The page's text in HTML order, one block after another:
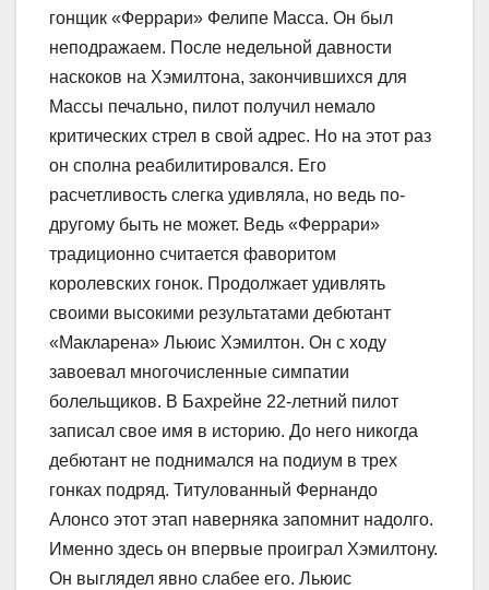
гонщик «Феррари» Фелипе Масса. Он был
неподражаем. После недельной давности
наскоков на Хэмилтона, закончившихся для
Массы печально, пилот получил немало
критических стрел в свой адрес. Но на этот раз
он сполна реабилитировался. Его
расчетливость слегка удивляла, но ведь по-
другому быть не может. Ведь «Феррари»
традиционно считается фаворитом
королевских гонок. Продолжает удивлять
своими высокими результатами дебютант
«Макларена» Льюис Хэмилтон. Он с ходу
завоевал многочисленные симпатии
болельщиков. В Бахрейне 22-летний пилот
записал свое имя в историю. До него никогда
дебютант не поднимался на подиум в трех
гонках подряд. Титулованный Фернандо
Алонсо этот этап наверняка запомнит надолго.
Именно здесь он впервые проиграл Хэмилтону.
Он выглядел явно слабее его. Льюис